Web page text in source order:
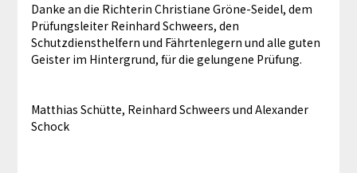
Danke an die Richterin Christiane Gröne-Seidel, dem
Prüfungsleiter Reinhard Schweers, den
Schutzdiensthelfern und Fährtenlegern und alle guten
Geister im Hintergrund, für die gelungene Prüfung.
Matthias Schütte, Reinhard Schweers und Alexander
Schock